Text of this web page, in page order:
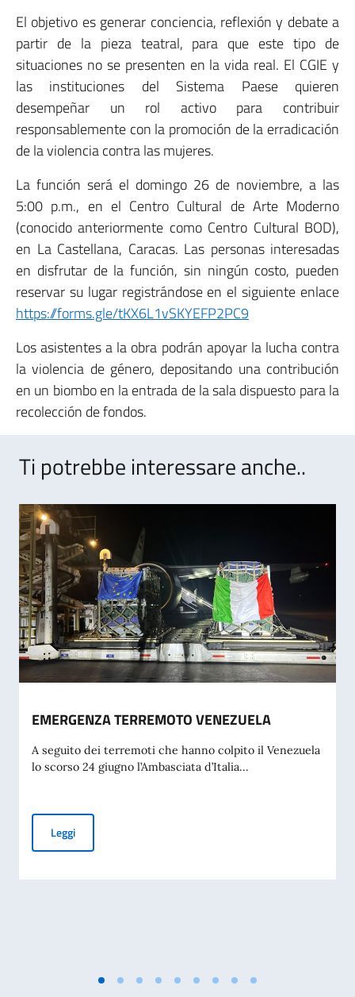
El objetivo es generar conciencia, reflexión y debate a
partir de la pieza teatral, para que este tipo de
situaciones no se presenten en la vida real. El CGIE y
las instituciones del Sistema Paese quieren
desempeñar un rol activo para contribuir
responsablemente con la promoción de la erradicación
de la violencia contra las mujeres.
La función será el domingo 26 de noviembre, a las
5:00 p.m., en el Centro Cultural de Arte Moderno
(conocido anteriormente como Centro Cultural BOD),
en La Castellana, Caracas. Las personas interesadas
en disfrutar de la función, sin ningún costo, pueden
reservar su lugar registrándose en el siguiente enlace
https://forms.gle/tKX6L1vSKYEFP2PC9
Los asistentes a la obra podrán apoyar la lucha contra
la violencia de género, depositando una contribución
en un biombo en la entrada de la sala dispuesto para la
recolección de fondos.
Ti potrebbe interessare anche..
EMERGENZA TERREMOTO VENEZUELA
A seguito dei terremoti che hanno colpito il Venezuela
lo scorso 24 giugno l’Ambasciata d’Italia...
LeggiEMERGENZA TERREMOTO VENEZUELA